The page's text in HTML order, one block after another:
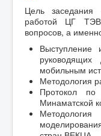
Цель
работой ЦГ
вопросов, а
мобильным
Методология
Протокол
Минаматской